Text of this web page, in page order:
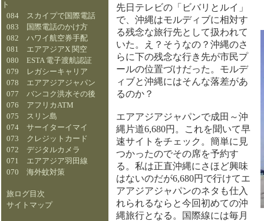
ト
084 スカイプで国際電話
083 国際電話のかけ方
082 ハワイ航空券手配
081 エアアジアX 関空
080 ESTA 電子渡航認証
079 レガシーキャリア
078 エアアジアジャパン
077 バンコク洪水その後
076 アフリカATM
075 スリン島
074 サーイターイマイ
073 クレジットカード
072 デジタルカメラ
071 エアアジア羽田線
070 海外蚊対策
旅ログ目次
サイトマップ
先日テレビの「ビバリとルイ」
で、沖縄はモルディブに相対す
る残念な旅行先として扱われて
いた。え？そうなの？沖縄のさ
らに下の残念な行き先が市民プ
ールの位置づけだった。モルデ
ィブと沖縄にはそんな落差があ
るのか？
エアアジアジャパンで成田～沖
縄片道6,680円。これを聞いて早
速サイトをチェック。簡単に見
つかったのでその席を予約す
る。私は正直沖縄にさほど興味
はないのだが6,680円で行けてエ
アアジアジャパンのネタも仕入
れられるならと今回初めての沖
縄旅行となる。国際線には毎月